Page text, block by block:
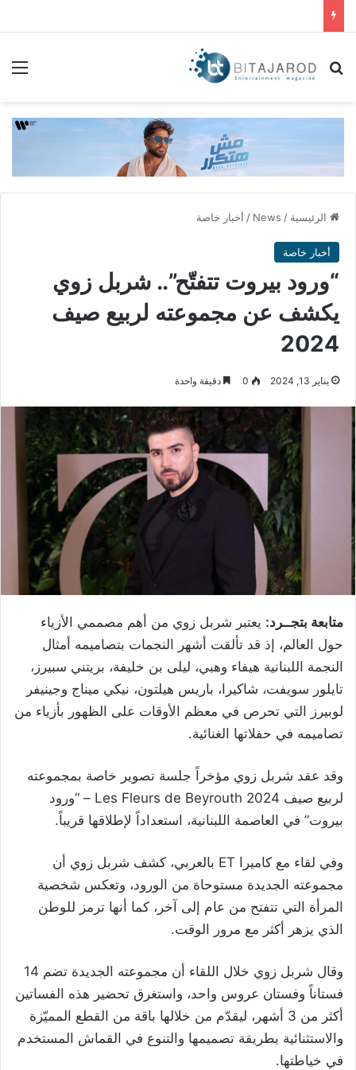
بحث عن
الرئيسية /
News
/ أخبار خاصة
أخبار خاصة
“ورود بيروت تتفتّح”.. شربل زوي
يكشف عن مجموعته لربيع صيف
2024
يناير 13, 2024 0 دقيقة واحدة
متابعة بتجــرد: يعتبر شربل زوي من أهم مصممي الأزياء
حول العالم، إذ قد تألقت أشهر النجمات بتصاميمه أمثال
النجمة اللبنانية هيفاء وهبي، ليلى بن خليفة، بريتني سبيرز،
تايلور سويفت، شاكيرا، باريس هيلتون، نيكي ميناج وجينيفر
لوبيرز التي تحرص في معظم الأوقات على الظهور بأزياء من
تصاميمه في حفلاتها الغنائية.
وقد عقد شربل زوي مؤخراً جلسة تصوير خاصة بمجموعته
لربيع صيف 2024 Les Fleurs de Beyrouth – “ورود
بيروت” في العاصمة اللبنانية، استعداداً لإطلاقها قريباً.
وفي لقاء مع كاميرا ET بالعربي، كشف شربل زوي أن
مجموعته الجديدة مستوحاة من الورود، وتعكس شخصية
المرأة التي تتفتح من عام إلى آخر، كما أنها ترمز للوطن
الذي يزهر أكثر مع مرور الوقت.
وقال شربل زوي خلال اللقاء أن مجموعته الجديدة تضم 14
فستاناً وفستان عروس واحد، واستغرق تحضير هذه الفساتين
أكثر من 3 أشهر، ليقدّم من خلالها باقة من القطع المميّزة
والاستثنائية بطريقة تصميمها والتنوع في القماش المستخدم
في خياطتها.